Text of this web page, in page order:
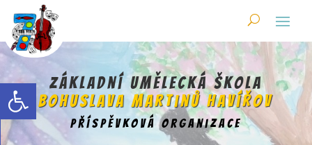
Open toolbar
content
Základní umělecká škola
Bohuslava Martinů Havířov
příspěvková organizace